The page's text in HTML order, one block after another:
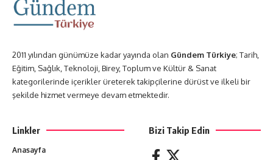
2011 yılından günümüze kadar yayında olan Gündem Türkiye; Tarih,
Eğitim, Sağlık, Teknoloji, Birey, Toplum ve Kültür & Sanat
kategorilerinde içerikler üreterek takipçilerine dürüst ve ilkeli bir
şekilde hizmet vermeye devam etmektedir.
Linkler
Anasayfa
Bizi Takip Edin